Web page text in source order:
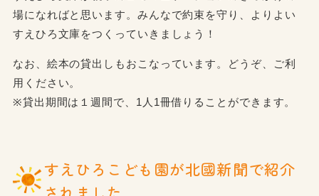
場になればと思います。みんなで約束を守り、よりよい
すえひろ文庫をつくっていきましょう！
なお、絵本の貸出しもおこなっています。どうぞ、ご利
用ください。
※貸出期間は１週間で、1人1冊借りることができます。
すえひろこども園が北國新聞で紹介